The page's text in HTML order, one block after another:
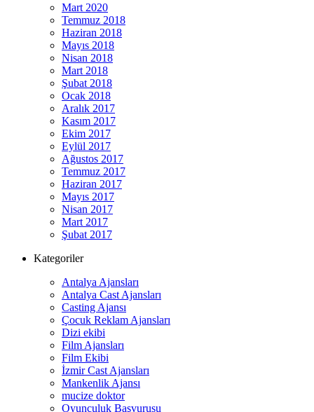
Mart 2020
Temmuz 2018
Haziran 2018
Mayıs 2018
Nisan 2018
Mart 2018
Şubat 2018
Ocak 2018
Aralık 2017
Kasım 2017
Ekim 2017
Eylül 2017
Ağustos 2017
Temmuz 2017
Haziran 2017
Mayıs 2017
Nisan 2017
Mart 2017
Şubat 2017
Kategoriler
Antalya Ajansları
Antalya Cast Ajansları
Casting Ajansı
Çocuk Reklam Ajansları
Dizi ekibi
Film Ajansları
Film Ekibi
İzmir Cast Ajansları
Mankenlik Ajansı
mucize doktor
Oyunculuk Başvurusu